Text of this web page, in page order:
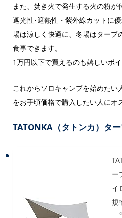
また、焚き火で発生する火の粉が
遮光性･遮熱性・紫外線カットに
場は涼しく快適に、冬場はタープ
食事できます。
1万円以下で買えるのも嬉しいポイ
これからソロキャンプを始めたい
をお手頃価格で購入したい人にオ
TATONKA（タトンカ）タ
ー
イ
規